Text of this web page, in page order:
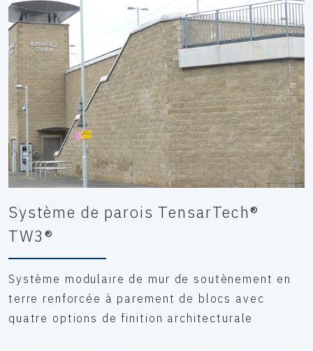
Système de parois TensarTech®
TW3®
Système modulaire de mur de soutènement en
terre renforcée à parement de blocs avec
quatre options de finition architecturale